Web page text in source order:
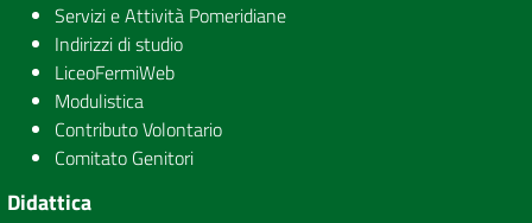
Servizi e Attività Pomeridiane
Indirizzi di studio
LiceoFermiWeb
Modulistica
Contributo Volontario
Comitato Genitori
Didattica